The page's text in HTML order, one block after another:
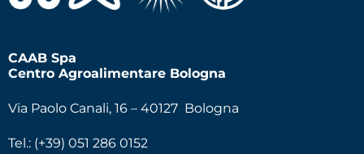
CAAB Spa
Centro Agroalimentare Bologna
Via Paolo Canali, 16 – 40127 Bologna
Tel.: (+39) 051 286 0152